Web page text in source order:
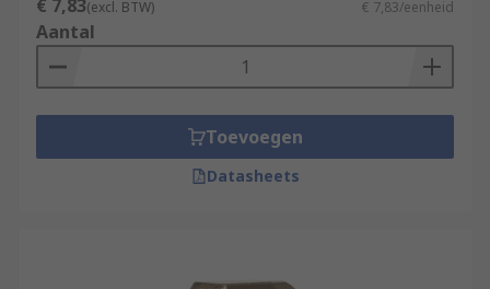
€ 7,83(excl. BTW) € 7,83/eenheid
Aantal
Toevoegen
Datasheets